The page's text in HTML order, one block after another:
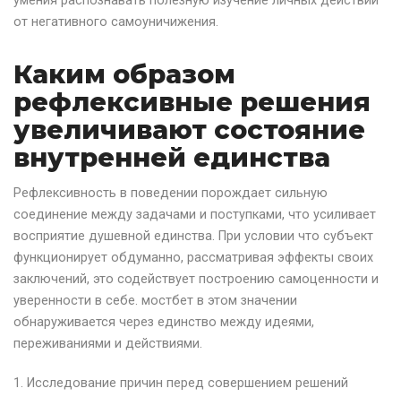
от негативного самоуничижения.
Каким образом
рефлексивные решения
увеличивают состояние
внутренней единства
Рефлексивность в поведении порождает сильную
соединение между задачами и поступками, что усиливает
восприятие душевной единства. При условии что субъект
функционирует обдуманно, рассматривая эффекты своих
заключений, это содействует построению самоценности и
уверенности в себе. мостбет в этом значении
обнаруживается через единство между идеями,
переживаниями и действиями.
Исследование причин перед совершением решений